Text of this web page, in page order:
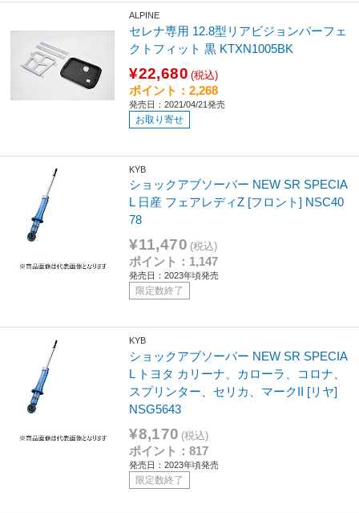
ALPINE
セレナ専用 12.8型リアビジョンパーフェ
クトフィット 黒 KTXN1005BK
¥22,680 (税込)
ポイント：2,268
発売日：2021/04/21発売
お取り寄せ
KYB
ショックアブソーバー NEW SR SPECIA
L 日産 フェアレディZ [フロント] NSC40
78
¥11,470 (税込)
ポイント：1,147
発売日：2023年頃発売
限定数終了
KYB
ショックアブソーバー NEW SR SPECIA
L トヨタ カリーナ、カローラ、コロナ、
スプリンター、セリカ、マークII [リヤ]
NSG5643
¥8,170 (税込)
ポイント：817
発売日：2023年頃発売
限定数終了